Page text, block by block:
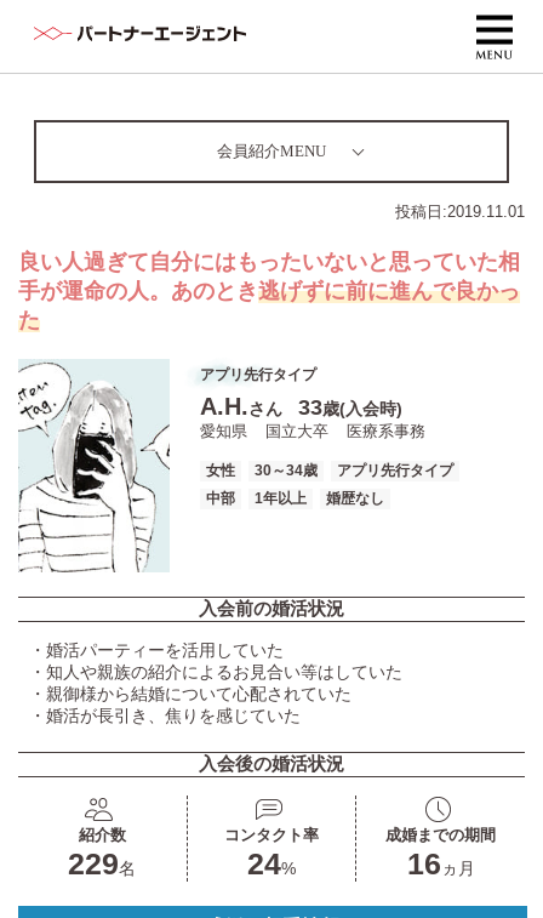
会員紹介MENU
投稿日:2019.11.01
良い人過ぎて自分にはもったいないと思っていた相
手が運命の人。あのとき逃げずに前に進んで良かっ
た
アプリ先行タイプ
A.H.さん 33歳(入会時)
愛知県 国立大卒 医療系事務
女性 30～34歳
アプリ先行タイプ
中部
1年以上 婚歴なし
入会前の婚活状況
・婚活パーティーを活用していた
・知人や親族の紹介によるお見合い等はしていた
・親御様から結婚について心配されていた
・婚活が長引き、焦りを感じていた
入会後の婚活状況
紹介数
229名
コンタクト率
24%
成婚までの期間
16 ヵ月